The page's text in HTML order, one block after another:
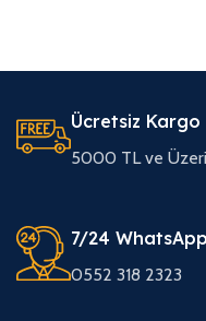
Ücretsiz Kargo
5000 TL ve Üzeri
7/24
0552 318 2323